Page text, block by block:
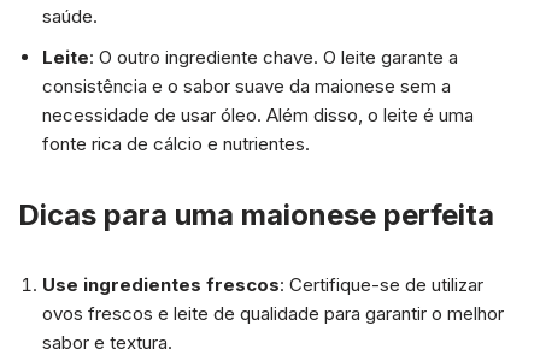
saúde.
Leite: O outro ingrediente chave. O leite garante a
consistência e o sabor suave da maionese sem a
necessidade de usar óleo. Além disso, o leite é uma
fonte rica de cálcio e nutrientes.
Dicas para uma maionese perfeita
Use ingredientes frescos: Certifique-se de utilizar
ovos frescos e leite de qualidade para garantir o melhor
sabor e textura.